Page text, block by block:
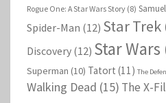
Rogue One: A Star Wars Story (8)
Spider-Man (12) Star Trek
Discovery (12) Star Wars
Superman (10) Tatort (11) The
Walking Dead (15) The X-